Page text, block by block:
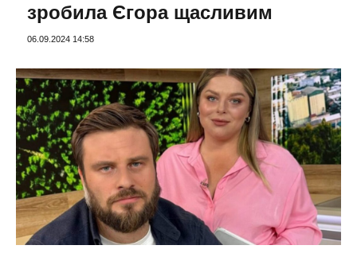
зробила Єгора щасливим
06.09.2024 14:58